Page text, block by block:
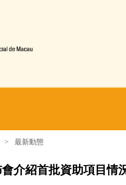
最新動態
介紹首批資助項目情